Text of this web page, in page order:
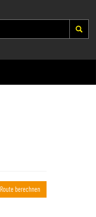
Route berechnen